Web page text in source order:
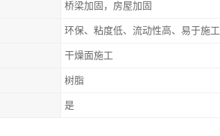
桥梁加固，房屋加固
环保、粘度低、流动性高、易于施工
干燥面施工
树脂
是